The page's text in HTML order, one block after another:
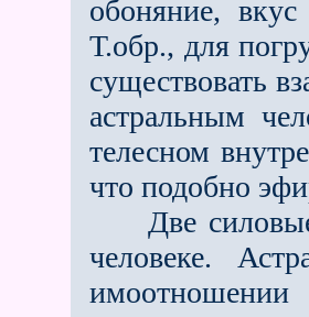
обоняние,
Т.обр., для
существовать
астральным
телесном
что подобно
Две силовые
человеке.